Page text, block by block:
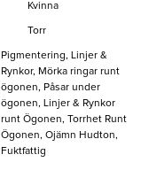
Kvinna
Torr
Pigmentering, Linjer &
Rynkor, Mörka ringar runt
ögonen, Påsar under
ögonen, Linjer & Rynkor
runt Ögonen, Torrhet Runt
Ögonen, Ojämn Hudton,
Fuktfattig